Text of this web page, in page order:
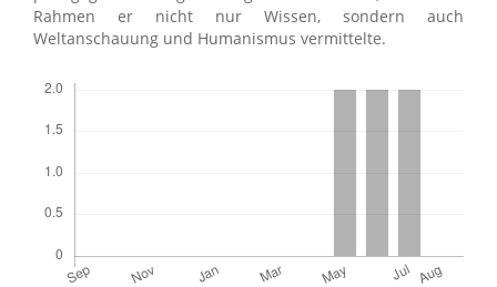
Rahmen er nicht nur Wissen, sondern auch
Weltanschauung und Humanismus vermittelte.